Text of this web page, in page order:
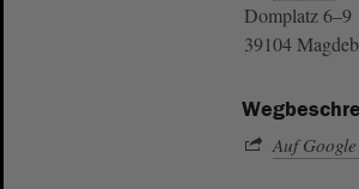
Domplatz 6–9
39104
Auf